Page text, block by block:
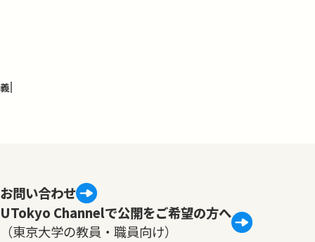
お問い合わせ
UTokyo Channelで公開をご希望の方へ
（東京大学の教員・職員向け）